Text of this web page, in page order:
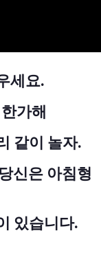
세요.
가해
같이 놀자.
신은 아침형
있습니다.